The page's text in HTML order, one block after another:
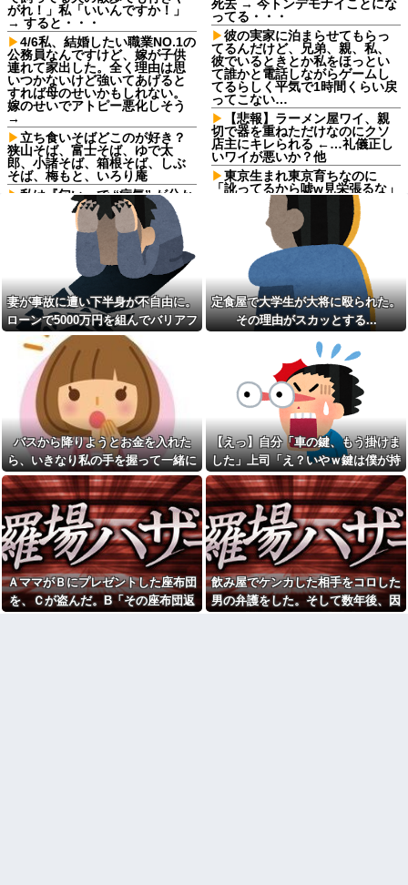
がれ！」私「いいんですか！」
→ すると・・・
4/6私、結婚したい職業NO.1の
公務員なんですけど、嫁が子供
連れて家出した。全く理由は思
いつかないけど強いてあげると
すれば母のせいかもしれない。
嫁のせいでアトピー悪化しそう
→
立ち食いそばどこのが好き？
狭山そば、富士そば、ゆで太
郎、小諸そば、箱根そば、しぶ
そば、梅もと、いろり庵
私は『匂い』で “病気” が分か
る→ある日、義弟嫁の子供から
「ガンの匂い」がし始めたの
で、夫経由で「ガンではない
か」と伝えたら怒って絶縁、そ
の結果・・・
中1の息子が上級生にイジメに
遭っているらしい。「男なんだ
から一発殴ってやりゃ良いだ
ろ」と息子に言ったら・・・
パートの面接で号泣しながら
「ここもダメだったらもう食べ
ていけないんです」って熱弁し
てた人がいた
従弟「研修だから泊めて」私
「今は臨月なんだけど…」→断
りきれず了承したら、さらに
図々しい要求まで飛び出して…
夫と離婚した事をとても後悔
している。家のローンを私が引
き継ぎ、生活が一気に苦しくな
って...
半年前から夫が不倫している
ことに気づいた私。精神的に追
い込まれて階段から転落...
20歳の大学生の女友達が47歳
のおっさんと付き合ってる。卒
業後に結婚するらしいが、やめ
た方がいいと思うワイがおかし
いのか？
死去 → 今トンデモナイことにな
ってる・・・
彼の実家に泊まらせてもらっ
てるんだけど、兄弟、親、私、
彼でいるときとか私をほっとい
て誰かと電話しながらゲームし
てるらしく平気で1時間くらい戻
ってこない…
【悲報】ラーメン屋ワイ、親
切で器を重ねただけなのにクソ
店主にキレられる ←…礼儀正し
いワイが悪いか？他
東京生まれ東京育ちなのに
「訛ってるから嘘w見栄張るな」
と決めつける地方出身の同僚！
両親が九州からの上京組で言葉
が移ったと説明しても頑なに嘘
つき扱いしてくるのなんなん？
自炊するようになって炊き込
みご飯が簡単で美味しくてコス
パもいいことに気づいた
SNSで知り合ったJK10人と
S●Xしてハメ撮り770本撮ったイ
ケメン逮捕
wwwwwwwwwwwwwww
親戚の爺が産まれたばかりの
うちの娘にベロチュー！慌てて
娘を引き剥がし、爺に蹴りをい
れたらウトが私を叩いたので叩
き返し、「悪気は…」という男
連中にツバを吐いて帰った！→
結果
【トラウマ】映画・特撮・ア
ニメ・漫画・ゲームで「主人公
がガチで敗北した回」と聞いて
真っ先に思い浮かぶのは？
「私さんはプロだから」障害
のある甥を私に預けようとする
義兄嫁、甥を溺愛し勝手に預か
ってしまう夫。義兄に叱っても
らっても「兄貴より俺になつい
てるのが面白くないのかな」だ
って
ワイ、小学生時代に母の不倫
妻が事故に遭い下半身が不自由に。
ローンで5000万円を組んでバリアフ
リーの家を建てた。だが俺には作戦
があった
定食屋で大学生が大将に殴られた。
その理由がスカッとする...
バスから降りようとお金を入れた
ら、いきなり私の手を握って一緒に
降りようとする子供がいた。手をほ
どこうとしても放してくれず...
【えっ】自分「車の鍵、もう掛けま
した」上司「え？いやｗ鍵は僕が持
ってるから、それは無理だろ？ｗ」
→そんなこと知らなくて本当に驚い
た。
ＡママがＢにプレゼントした座布団
を、Ｃが盗んだ。B「その座布団返
飲み屋でケンカした相手をコロした
男の弁護をした。そして数年後、因